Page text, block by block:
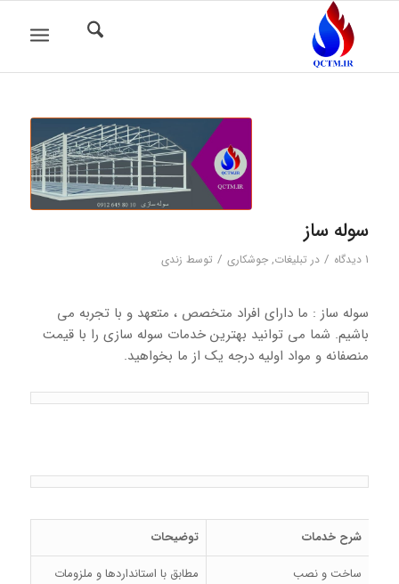
سوله ساز
1 دیدگاه / در تبلیغات, جوشکاری / توسط زندی
سوله ساز : ما دارای افراد متخصص ، متعهد و با تجربه می
باشیم. شما می توانید بهترین خدمات سوله سازی را با قیمت
منصفانه و مواد اولیه درجه یک از ما بخواهید.
شرح خدمات
توضیحات
ساخت و نصب
مطابق با استانداردها و ملزومات